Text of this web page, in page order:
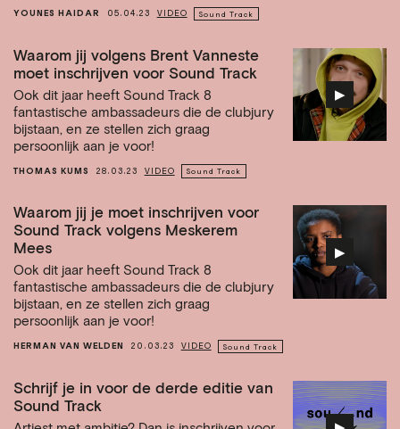
YOUNES HAIDAR 05.04.23 VIDEO Sound Track
▶︎
Waarom jij volgens Brent Vanneste
moet inschrijven voor Sound Track
Ook dit jaar heeft Sound Track 8
fantastische ambassadeurs die de clubjury
bijstaan, en ze stellen zich graag
persoonlijk aan je voor!
THOMAS KUMS 28.03.23 VIDEO Sound Track
▶︎
Waarom jij je moet inschrijven voor
Sound Track volgens Meskerem
Mees
Ook dit jaar heeft Sound Track 8
fantastische ambassadeurs die de clubjury
bijstaan, en ze stellen zich graag
persoonlijk aan je voor!
HERMAN VAN WELDEN 20.03.23 VIDEO Sound Track
Schrijf je in voor de derde editie van
Sound Track